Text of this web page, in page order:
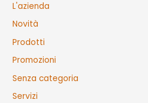
L'azienda
Novità
Prodotti
Promozioni
Senza categoria
Servizi